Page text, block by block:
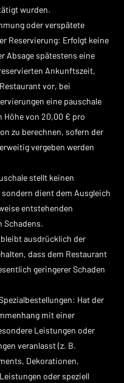
wurden.
oder verspätete
Reservierung: Erfolgt keine
Absage spätestens eine
Ankunftszeit,
vor, bei
eine pauschale
Höhe von 20,00 € pro
zu berechnen, sofern der
vergeben werden
stellt keinen
dient dem Ausgleich
entstehenden
ausdrücklich der
dass dem Restaurant
geringerer Schaden
Hat der
mit einer
Leistungen oder
veranlasst (z. B.
Dekorationen,
oder speziell